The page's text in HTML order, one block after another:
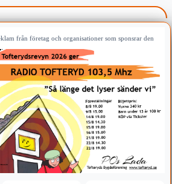
från företag och organisationer som sponsrar den